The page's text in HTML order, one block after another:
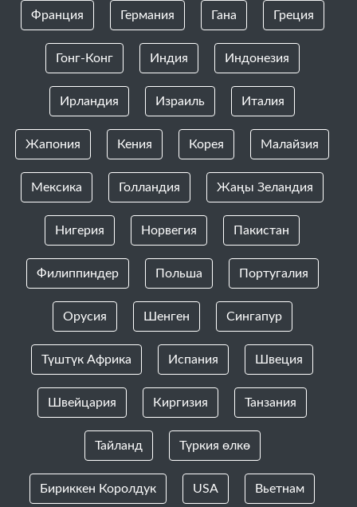
Франция Германия Гана Греция
Гонг-Конг Индия Индонезия
Ирландия Израиль Италия
Жапония Кения Корея Малайзия
Мексика Голландия Жаңы Зеландия
Нигерия Норвегия Пакистан
Филиппиндер Польша Португалия
Орусия Шенген Сингапур
Түштүк Африка Испания Швеция
Швейцария Киргизия Танзания
Тайланд Түркия өлкө
Бириккен Королдук USA Вьетнам